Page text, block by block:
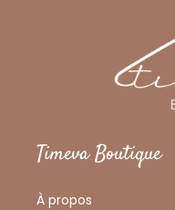
Timeva Boutique
À propos